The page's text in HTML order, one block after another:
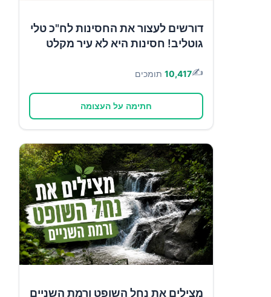
דורשים לעצור את החסינות לח"כ טלי
גוטליב! חסינות היא לא עיר מקלט
✍️
10,417 תומכים
חתימה על העצומה
מצילים את נחל השופט ורמת השניים